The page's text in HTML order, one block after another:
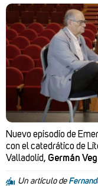
Nuevo episodio de
con el catedrático de
Valladolid, Germán
Un artículo de